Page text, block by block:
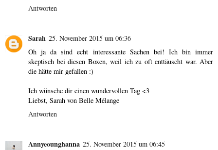
Antworten
Sarah 25. November 2015 um 06:36
Oh ja da sind echt interessante Sachen bei! Ich bin immer
skeptisch bei diesen Boxen, weil ich zu oft enttäuscht war. Aber
die hätte mir gefallen :)
Ich wünsche dir einen wundervollen Tag <3
Liebst, Sarah von Belle Mélange
Antworten
Annyeounghanna 25. November 2015 um 06:45